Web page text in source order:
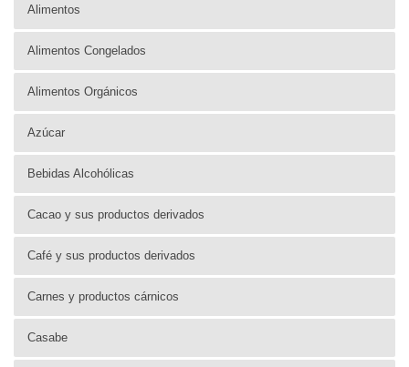
Alimentos
Alimentos Congelados
Alimentos Orgánicos
Azúcar
Bebidas Alcohólicas
Cacao y sus productos derivados
Café y sus productos derivados
Carnes y productos cárnicos
Casabe